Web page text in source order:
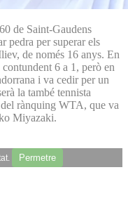
de Saint-Gaudens
pedra per superar els
de només 16 anys. En
6 a 1, però en
i va cedir per un
la també tennista
rànquing WTA, que va
Miyazaki.
Permetre